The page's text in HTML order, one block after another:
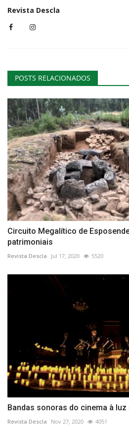
Revista Descla
POSTS RELACIONADOS
Circuito Megalítico de
patrimoniais
Revista Descla Jul 17, 2020 5520
Bandas sonoras do cinema à
Revista Descla Nov 27, 2020 4051